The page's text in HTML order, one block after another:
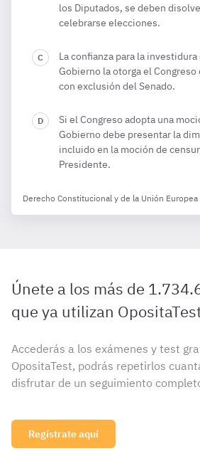
los Diputados, se deben
celebrarse elecciones.
La confianza para la
Gobierno la otorga el
con exclusión del Senado.
Si el Congreso adopta una
Gobierno debe presentar la
incluido en la moción de
Presidente.
Derecho Constitucional y de la Unión Europea
Únete a los más de
que ya utilizan
Accederás a los exámenes y test
OpositaTest, podrás repetirlos
disfrutar de un seguimiento
Regístrate aquí